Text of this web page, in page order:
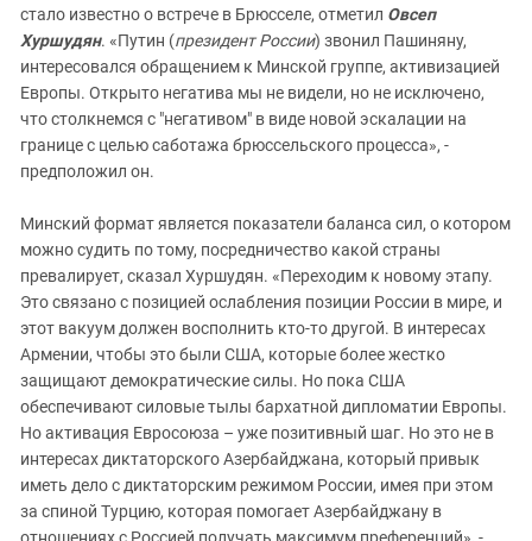
стало известно о встрече в Брюсселе, отметил Овсеп
Хуршудян. «Путин (президент России) звонил Пашиняну,
интересовался обращением к Минской группе, активизацией
Европы. Открыто негатива мы не видели, но не исключено,
что столкнемся с "негативом" в виде новой эскалации на
границе с целью саботажа брюссельского процесса», -
предположил он.
Минский формат является показатели баланса сил, о котором
можно судить по тому, посредничество какой страны
превалирует, сказал Хуршудян. «Переходим к новому этапу.
Это связано с позицией ослабления позиции России в мире, и
этот вакуум должен восполнить кто-то другой. В интересах
Армении, чтобы это были США, которые более жестко
защищают демократические силы. Но пока США
обеспечивают силовые тылы бархатной дипломатии Европы.
Но активация Евросоюза – уже позитивный шаг. Но это не в
интересах диктаторского Азербайджана, который привык
иметь дело с диктаторским режимом России, имея при этом
за спиной Турцию, которая помогает Азербайджану в